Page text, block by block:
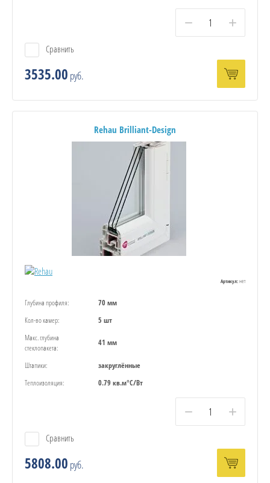
− +
Сравнить
3535.00 руб.
Rehau Brilliant-Design
Артикул:нет
Глубина профиля:
70 мм
Кол-во камер:
5 шт
Макс. глубина
стеклопакета:
41 мм
Штапики:
закруглённые
Теплоизоляция:
0.79 кв.м°С/Вт
− +
Сравнить
5808.00 руб.